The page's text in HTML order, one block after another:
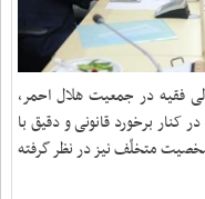
فقیه در جمعیت هلال احمر،
کنار برخورد قانونی و دقیق با
متخلّف نیز در نظر گرفته